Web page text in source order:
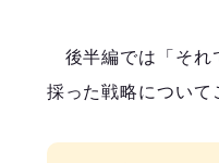
後半編では「それ
採った戦略について